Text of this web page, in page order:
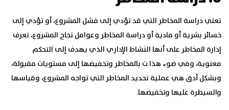
تعني دراسة المخاطر التي قد تؤدي إلى فشل المشروع، أو تؤدي إلى
خسائر بشرية أو مادية أو دراسة المخاطر وعوامل نجاح المشروع، تعرف
إدارة المخاطر على أنها النشاط الإداري الذي يهدف إلى التحكم
معنوية، وفي ضوء هذا ت بالمخاطر وتخفيضها إلى مستويات مقبولة،
وبشكل أدق هي عملية تحديد المخاطر التي تواجه المشروع، وقياسها
والسيطرة عليها وتخفيضها.